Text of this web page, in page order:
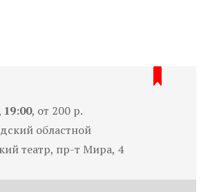
, от 200 р.
областной
театр, пр-т Мира, 4